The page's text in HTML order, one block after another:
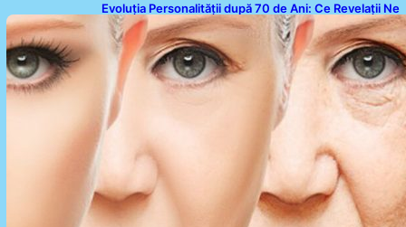
Evoluția Personalității după 70 de Ani: Ce Revelații Ne
Oferă Studiile Psihologice